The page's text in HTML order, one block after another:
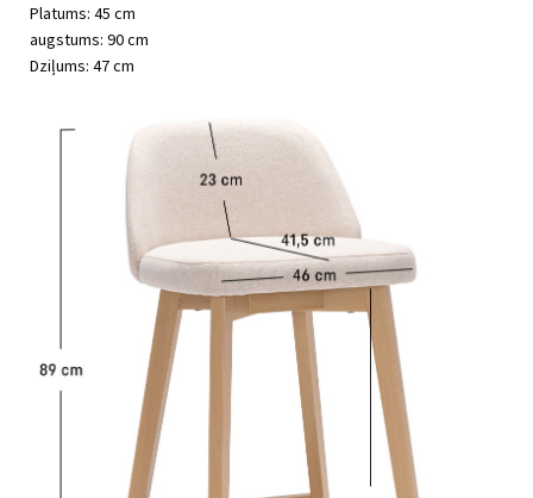
Platums: 45 cm
augstums: 90 cm
Dziļums: 47 cm